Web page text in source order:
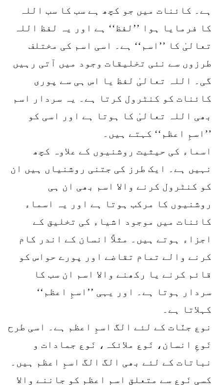
ہے۔ کائنات میں جو کچھ ہے سب کا سب اللہ
کا فرمایا ہوا ’’لفظ‘‘ ہے اور یہ لفظ اللہ
تعالیٰ کا ’’اسم‘‘ ہے۔ اسی اسم کی مختلف
طرزوں سے نئی تخلیقات وجود میں آتی رہیں
گی۔ اللہ تعالیٰ لفظ یا اس ہی سے پوری
کائنات کو کنٹرول کرتا ہے۔ یہ سردار اسم
بھی اللہ تعالیٰ کا ہوتا ہے اور اسی کو
’’اسمِ اعظم‘‘ کہتے ہیں۔
اسماء کی حیثیت روشنیوں کے علاوہ کچھ
نہیں ہے۔ ایک طرز کی جتنی روشنیاں ہیں ان
کو کنٹرول کرنے والا اسم بھی ان ہی
روشنیوں کا مرکب ہوتا ہے اور یہ اسماء
کائنات میں موجود اشیاء کی تخلیق کے
اجزاء ہوتے ہیں۔ مثلاً انسان کے اندر کام
کرنے والے تمام تقاضے اور پورے حواس کو
قائم کرنے یا رکھنے والا اسم ان سب کا
سردار ہوتا ہے۔ اور یہی ’’اسمِ اعظم‘‘
کہلاتا ہے۔
نوع جنّات کے لئے الگ اسمِ اعظم ہے۔ اسی طرح
نَوعِ انسان، نَوع ملائکہ، نَوع جمادات و
نباتات کے لئے بھی الگ الگ اسمِ اعظم ہیں۔
کسی نَوع سے متعلق اسمِ اعظم کو جاننے والا